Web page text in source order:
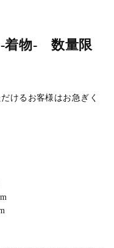
-着物- 数量限
けるお客様はお急ぎく